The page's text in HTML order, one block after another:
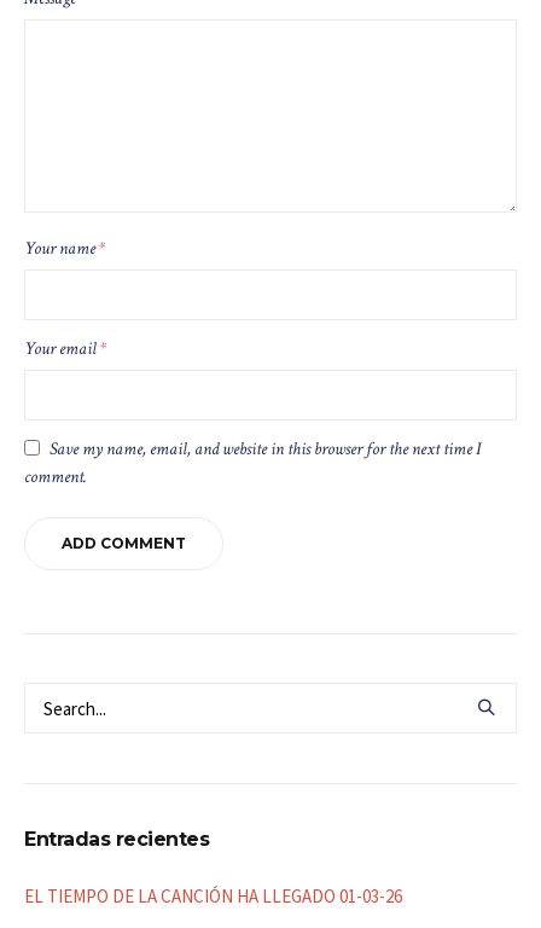
Your name*
Your email*
Save my name, email, and website in this browser for the next time I
comment.
Entradas recientes
EL TIEMPO DE LA CANCIÓN HA LLEGADO 01-03-26